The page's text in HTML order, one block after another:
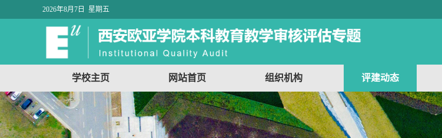
2026年8月7日 星期五
学校主页 网站首页 组织机构 评建动态